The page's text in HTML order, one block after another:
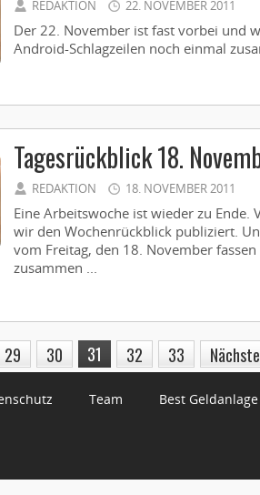
REDAKTION 22. NOVEMBER 2011
Der 22. November ist fast vorbei und
Android-Schlagzeilen noch einmal
Tagesrückblick 18.
REDAKTION 18. NOVEMBER 2011
Eine Arbeitswoche ist wieder zu Ende.
wir den Wochenrückblick publiziert.
vom Freitag, den 18. November
zusammen ...
29 30 31 32 33
Team Best Geldanlage